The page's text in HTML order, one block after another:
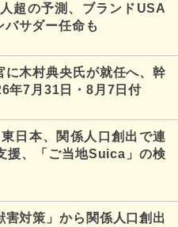
超の予測、ブランドUSA
バサダー任命も
に木村典央氏が就任へ、幹
7月31日・8月7日付
日本、関係人口創出で連
援、「ご当地Suica」の検
対策」から関係人口創出